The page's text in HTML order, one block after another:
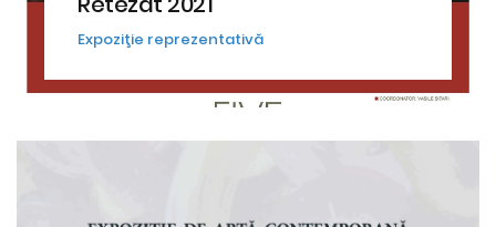
Expoziţie reprezentativă